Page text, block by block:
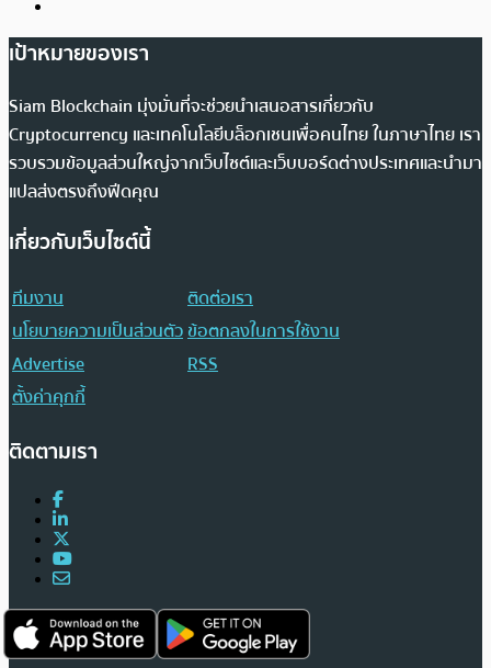
เป้าหมายของเรา
Siam Blockchain มุ่งมั่นที่จะช่วยนำเสนอสารเกี่ยวกับ
Cryptocurrency และเทคโนโลยีบล็อกเชนเพื่อคนไทย ในภาษาไทย เรา
รวบรวมข้อมูลส่วนใหญ่จากเว็บไซต์และเว็บบอร์ดต่างประเทศและนำมา
แปลส่งตรงถึงฟีดคุณ
เกี่ยวกับเว็บไซต์นี้
ทีมงาน
ติดต่อเรา
นโยบายความเป็นส่วนตัวข้อตกลงในการใช้งาน
Advertise
RSS
ตั้งค่าคุกกี้
ติดตามเรา